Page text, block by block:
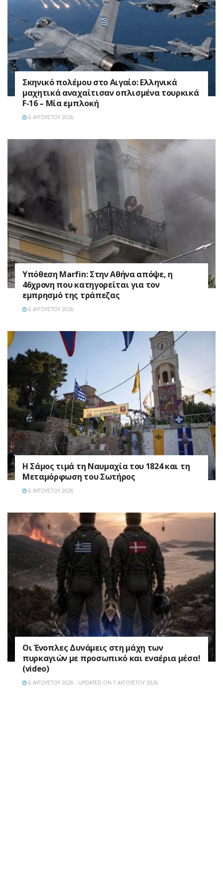
Σκηνικό πολέμου στο Αιγαίο: Ελληνικά
μαχητικά αναχαίτισαν οπλισμένα τουρκικά
F-16 – Μία εμπλοκή
6 ΑΥΓΟΎΣΤΟΥ 2026
Υπόθεση Marfin: Στην Αθήνα απόψε, η
46χρονη που κατηγορείται για τον
εμπρησμό της τράπεζας
6 ΑΥΓΟΎΣΤΟΥ 2026
Η Σάμος τιμά τη Ναυμαχία του 1824 και τη
Μεταμόρφωση του Σωτήρος
6 ΑΥΓΟΎΣΤΟΥ 2026
Οι Ένοπλες Δυνάμεις στη μάχη των
πυρκαγιών με προσωπικό και εναέρια μέσα!
(video)
6 ΑΥΓΟΎΣΤΟΥ 2026 - UPDATED ON 7 ΑΥΓΟΎΣΤΟΥ 2026